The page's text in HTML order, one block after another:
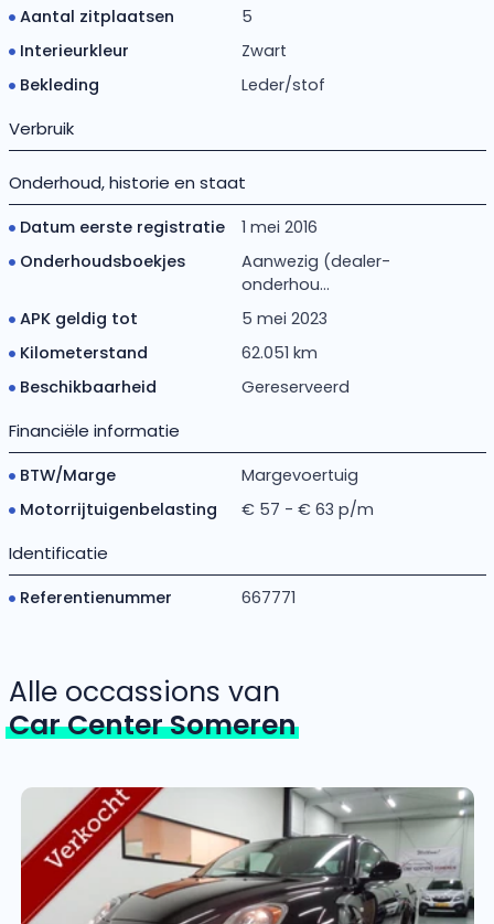
Aantal zitplaatsen
5
Interieurkleur
Zwart
Bekleding
Leder/stof
Verbruik
Onderhoud, historie en staat
Datum eerste registratie
1 mei 2016
Onderhoudsboekjes
Aanwezig (dealer-
onderhou...
APK geldig tot
5 mei 2023
Kilometerstand
62.051 km
Beschikbaarheid
Gereserveerd
Financiële informatie
BTW/Marge
Margevoertuig
Motorrijtuigenbelasting
€ 57 - € 63 p/m
Identificatie
Referentienummer 667771
Alle occassions van
Car Center Someren